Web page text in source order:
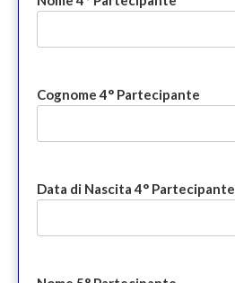
Cognome 4° Partecipante
Data di Nascita 4° Partecipante